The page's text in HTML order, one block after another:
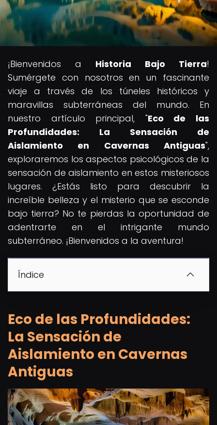
¡Bienvenidos a Historia Bajo Tierra!
Sumérgete con nosotros en un fascinante
viaje a través de los túneles históricos y
maravillas subterráneas del mundo. En
nuestro artículo principal, "Eco de las
Profundidades: La Sensación de
Aislamiento en Cavernas Antiguas",
exploraremos los aspectos psicológicos de la
sensación de aislamiento en estos misteriosos
lugares. ¿Estás listo para descubrir la
increíble belleza y el misterio que se esconde
bajo tierra? No te pierdas la oportunidad de
adentrarte en el intrigante mundo
subterráneo. ¡Bienvenidos a la aventura!
Índice
Eco de las Profundidades:
La Sensación de
Aislamiento en Cavernas
Antiguas